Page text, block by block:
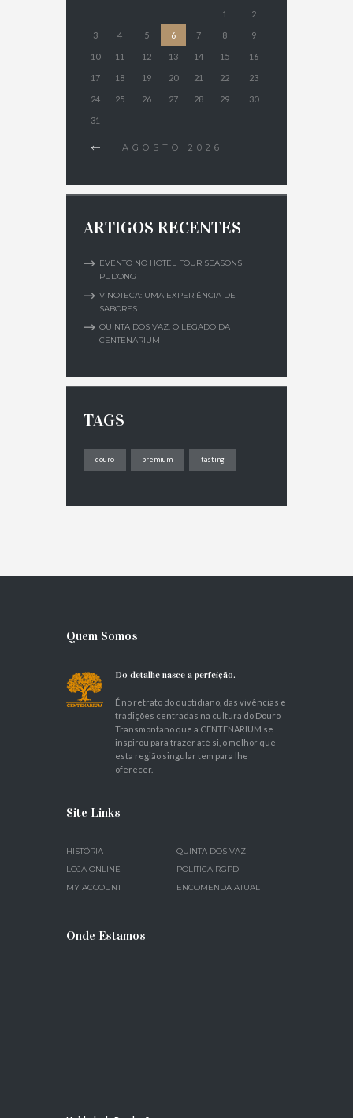
1 2
3 4 5 6 7 8 9
10 11 12 13 14 15 16
17 18 19 20 21 22 23
24 25 26 27 28 29 30
31
AGOSTO 2026
ARTIGOS RECENTES
EVENTO NO HOTEL FOUR SEASONS
PUDONG
VINOTECA: UMA EXPERIÊNCIA DE
SABORES
QUINTA DOS VAZ: O LEGADO DA
CENTENARIUM
TAGS
douro premium tasting
Quem Somos
Do detalhe nasce a perfeição.
É no retrato do quotidiano, das vivências e
tradições centradas na cultura do Douro
Transmontano que a CENTENARIUM se
inspirou para trazer até si, o melhor que
esta região singular tem para lhe
oferecer.
Site Links
HISTÓRIA
QUINTA DOS VAZ
LOJA ONLINE
POLÍTICA RGPD
MY ACCOUNT
ENCOMENDA ATUAL
Onde Estamos